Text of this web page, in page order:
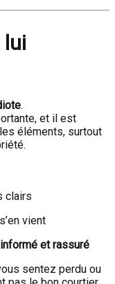
lui
.
et il est
éléments, surtout
clairs
vient
et rassuré
sentez perdu ou